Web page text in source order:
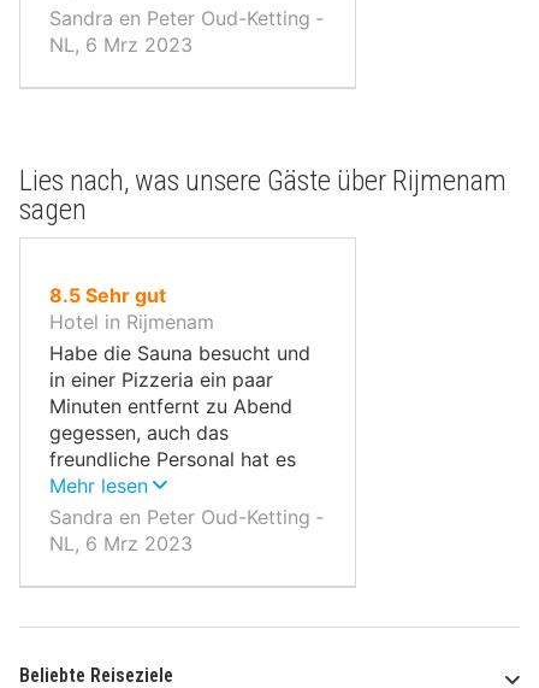
Sandra en Peter Oud-Ketting ‐
NL, 6 Mrz 2023
Lies nach, was unsere Gäste über Rijmenam
sagen
8.5von
10,
Sehr gut
Hotel in Rijmenam
Habe die Sauna besucht und
in einer Pizzeria ein paar
Minuten entfernt zu Abend
gegessen, auch das
freundliche Personal hat es
sehr genossen, wunderschöne
Umgebung
Mehr lesen
Sandra en Peter Oud-Ketting ‐
NL, 6 Mrz 2023
Beliebte Reiseziele